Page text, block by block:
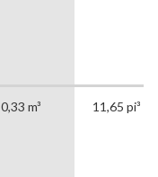
0,33 m³ 11,65 pi³